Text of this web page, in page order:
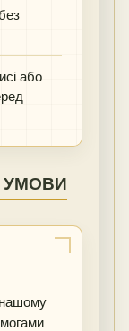
або
УМОВИ